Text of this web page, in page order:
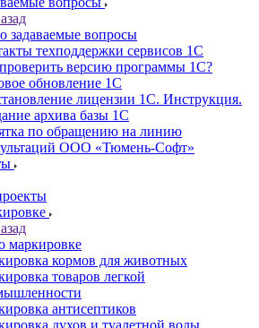
задаваемые вопросы
техподдержки сервисов 1С
версию программы 1С?
обновление 1С
лицензии 1С. Инструкция.
архива базы 1С
по обращению на линию
ООО «Тюмень-Софт»
маркировке
кормов для животных
товаров легкой
антисептиков
духов и туалетной воды